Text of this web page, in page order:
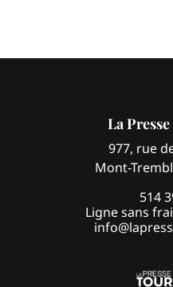
La
977, rue
Mont-
514
Ligne sans